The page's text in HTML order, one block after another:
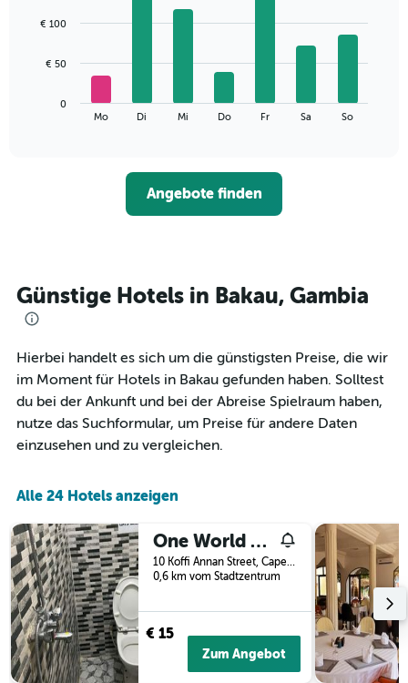
with
bars.
folgende
durchschnittlichen
jeweiligen
Wochentag.
Das
hat
1
X-
Achse,
die
die
Das
hat
1
Y-
Achse,
die
den
durchschnittlichen
Zimmerpreis
anzeigt.
Mo Di Mi Do Fr Sa So
0
€ 50
€ 100
Angebote finden
Günstige Hotels in Bakau, Gambia
Hierbei handelt es sich um die günstigsten Preise, die wir
im Moment für Hotels in Bakau gefunden haben. Solltest
du bei der Ankunft und bei der Abreise Spielraum haben,
nutze das Suchformular, um Preise für andere Daten
einzusehen und zu vergleichen.
Alle 24 Hotels anzeigen
One World Village Guesthouse
10 Koffi Annan Street, Cape Point, Bakau, Gambia
0,6 km vom Stadtzentrum
€ 15
Zum Angebot